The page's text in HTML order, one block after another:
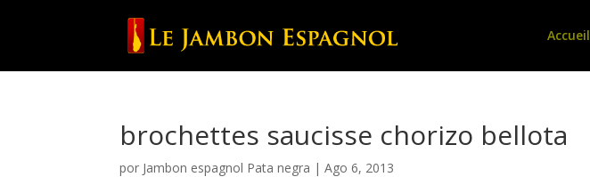
Accueil
brochettes saucisse chorizo bellota
por Jambon espagnol Pata negra |Ago 6, 2013